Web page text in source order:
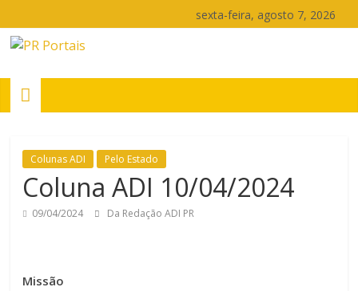
para
sexta-feira, agosto 7, 2026
PR
Portais
Portal
de
notícias
do
Colunas ADI Pelo Estado
Coluna ADI 10/04/2024
09/04/2024 Da Redação ADI PR
Missão